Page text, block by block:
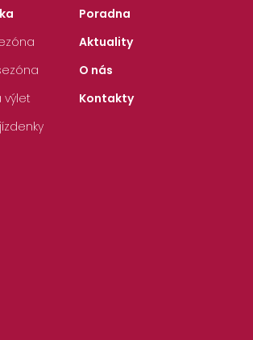
výlet
Poradna
Aktuality
O nás
Kontakty